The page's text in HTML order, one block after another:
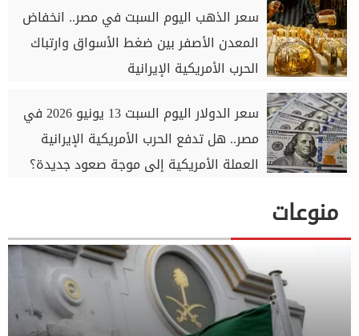
سعر الذهب اليوم السبت في مصر.. انخفاض
المعدن الأصفر بين ضغط الأسواق وارتباك
الحرب الأمريكية الإيرانية
سعر الدولار اليوم السبت 13 يونيو 2026 في
مصر.. هل تدفع الحرب الأمريكية الإيرانية
العملة الأمريكية إلى موجة صعود جديدة؟
منوعات